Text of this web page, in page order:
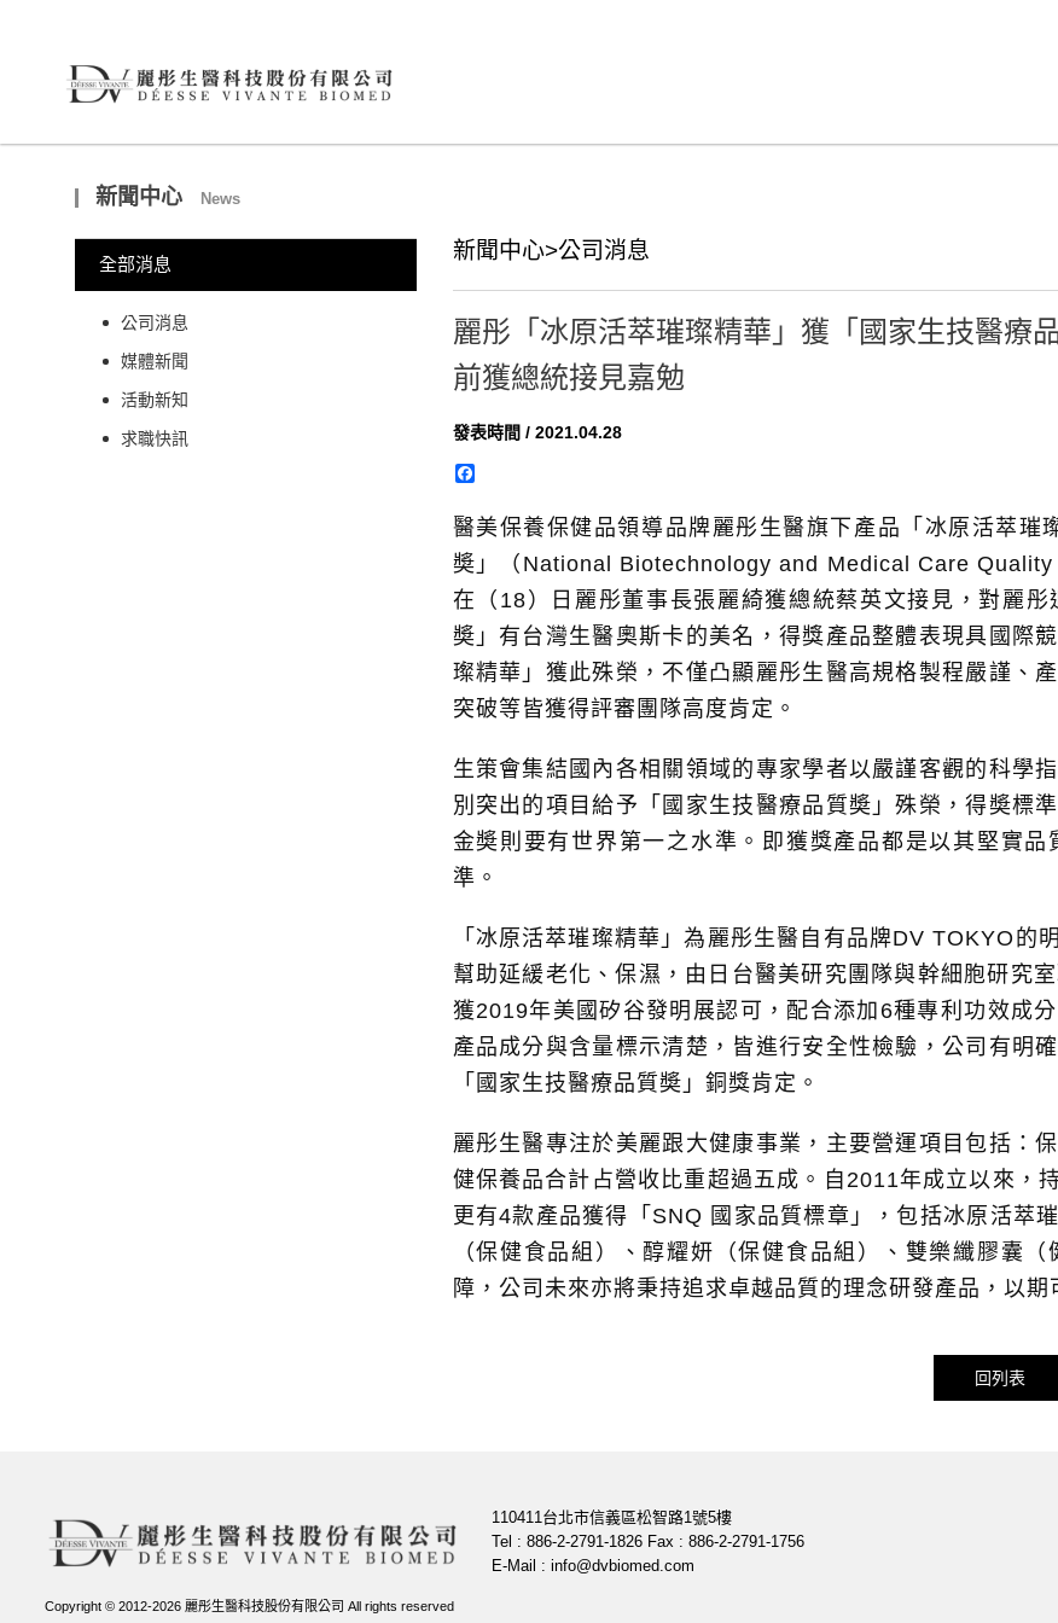
新聞中心 News
全部消息
公司消息
媒體新聞
活動新知
求職快訊
新聞中心>公司消息
麗彤「冰原活萃璀璨精華」獲「國家生技醫療
前獲總統接見嘉勉
發表時間 / 2021.04.28
Facebook
醫美保養保健品領導品牌麗彤生醫旗下產品「冰原活萃
奬」（National Biotechnology and Medical Care Quality
在（18）日麗彤董事長張麗綺獲總統蔡英文接見，對麗
奬」有台灣生醫奧斯卡的美名，得獎產品整體表現具國際
璨精華」獲此殊榮，不僅凸顯麗彤生醫高規格製程嚴謹、
突破等皆獲得評審團隊高度肯定。
生策會集結國內各相關領域的專家學者以嚴謹客觀的科學
別突出的項目給予「國家生技醫療品質奬」殊榮，得奬標
金奬則要有世界第一之水準。即獲獎產品都是以其堅實
準。
「冰原活萃璀璨精華」為麗彤生醫自有品牌DV TOKYO的
幫助延緩老化、保濕，由日台醫美研究團隊與幹細胞研究
獲2019年美國矽谷發明展認可，配合添加6種專利功效成
產品成分與含量標示清楚，皆進行安全性檢驗，公司有明
「國家生技醫療品質奬」銅獎肯定。
麗彤生醫專注於美麗跟大健康事業，主要營運項目包括：
健保養品合計占營收比重超過五成。自2011年成立以來，
更有4款產品獲得「SNQ 國家品質標章」，包括冰原活萃
（保健食品組）、醇耀妍（保健食品組）、雙樂纖膠囊
障，公司未來亦將秉持追求卓越品質的理念研發產品，以期
回列表
110411台北市信義區松智路1號5樓
Tel : 886-2-2791-1826 Fax : 886-2-2791-1756
E-Mail : info@dvbiomed.com
Copyright © 2012-2026 麗彤生醫科技股份有限公司 All rights reserved